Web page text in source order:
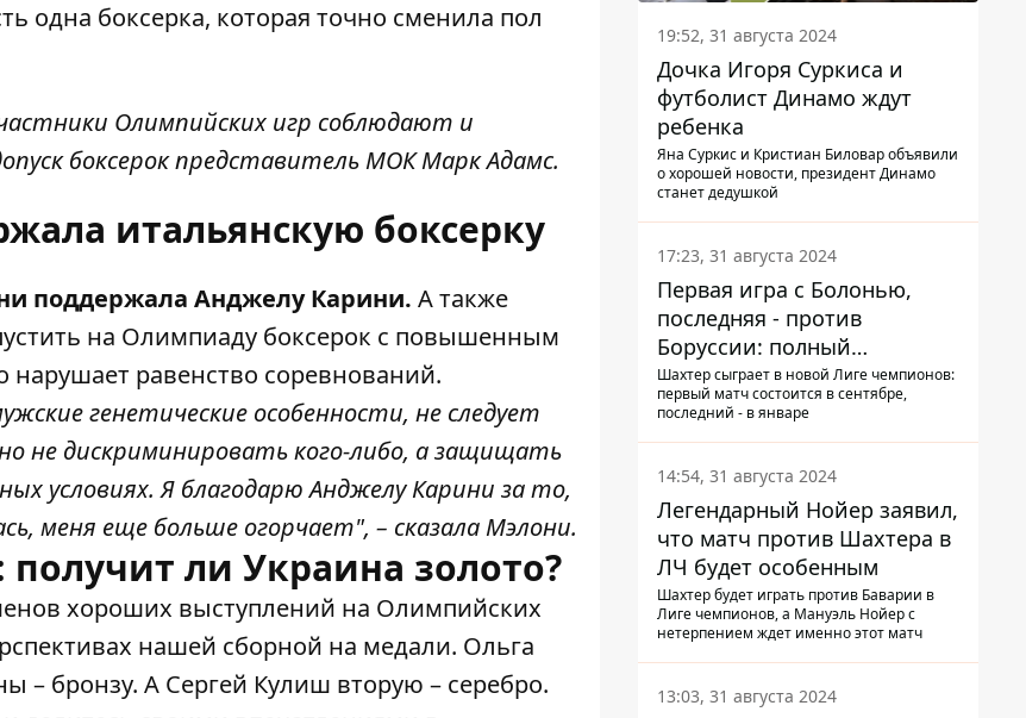
одна боксерка, которая точно сменила пол
Олимпийских игр соблюдают и
боксерок представитель МОК Марк Адамс.
итальянскую боксерку
поддержала Анджелу Карини. А также
на Олимпиаду боксерок с повышенным
нарушает равенство соревнований.
генетические особенности, не следует
не дискриминировать кого-либо, а защищать
условиях. Я благодарю Анджелу Карини за то,
меня еще больше огорчает", – сказала Мэлони.
ли Украина золото?
хороших выступлений на Олимпийских
нашей сборной на медали. Ольга
– бронзу. А Сергей Кулиш вторую – серебро.
19:52, 31 августа 2024
Дочка Игоря Суркиса и
футболист Динамо ждут
ребенка
Яна Суркис и Кристиан Биловар объявили
о хорошей новости, президент Динамо
станет дедушкой
17:23, 31 августа 2024
Первая игра с Болонью,
последняя - против
Боруссии: полный
календарь Шахтера в новой
ЛЧ
Шахтер сыграет в новой Лиге чемпионов:
первый матч состоится в сентябре,
последний - в январе
14:54, 31 августа 2024
Легендарный Нойер заявил,
что матч против Шахтера в
ЛЧ будет особенным
Шахтер будет играть против Баварии в
Лиге чемпионов, а Мануэль Нойер с
нетерпением ждет именно этот матч
13:03, 31 августа 2024